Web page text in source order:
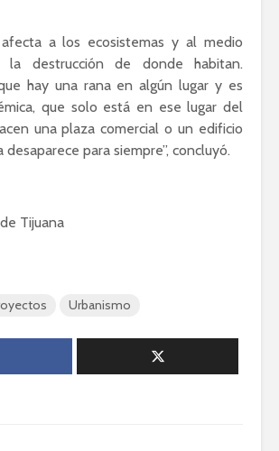
a los ecosistemas y al medio
la destrucción de donde habitan.
hay una rana en algún lugar y es
que solo está en ese lugar del
una plaza comercial o un edificio
desaparece para siempre”, concluyó.
Tijuana
Urbanismo